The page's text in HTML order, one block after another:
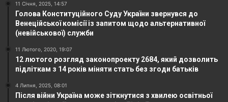
11 Січня, 2025, 14:57
Голова Конституційного Суду України звернувся до
Венеційської комісії із запитом щодо альтернативної
(невійськової) служби
11 Лютого, 2020, 19:07
12 лютого розгляд законопроекту 2684, який дозволить
підліткам з 14 років міняти стать без згоди батьків
4 Липня, 2025, 08:01
Після війни Україна може зіткнутися з хвилею освітньої